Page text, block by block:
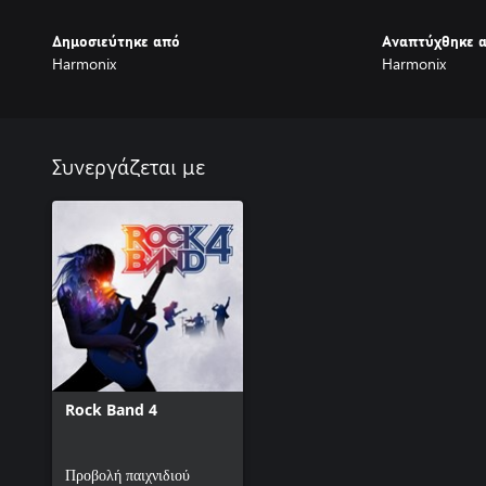
Δημοσιεύτηκε από
Harmonix
Αναπτύχθηκε
Harmonix
Συνεργάζεται με
Rock Band 4
Προβολή παιχνιδιού